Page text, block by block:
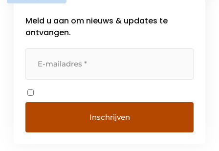
Meld u aan om nieuws & updates te
ontvangen.